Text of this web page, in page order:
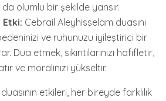
da olumlu bir şekilde yansır.
Cebrail Aleyhisselam duasını
ve ruhunuzu iyileştirici bir
Dua etmek, sıkıntılarınızı hafifletir,
ve moralinizi yükseltir.
etkileri, her bireyde farklılık